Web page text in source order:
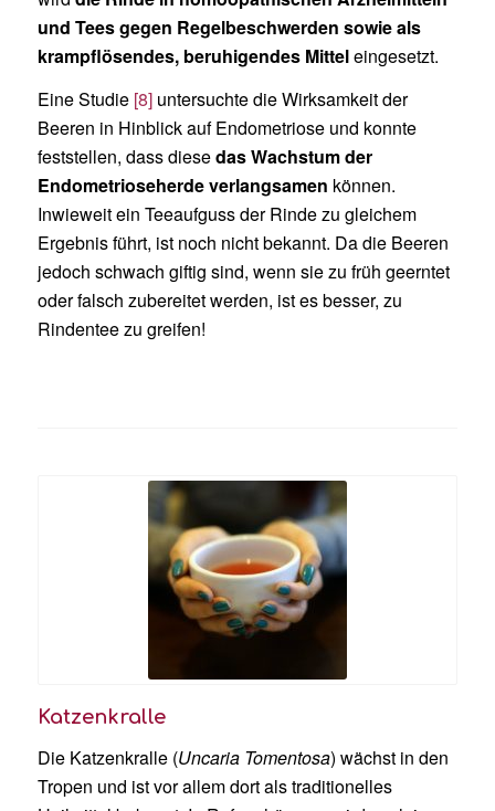
und Tees gegen Regelbeschwerden sowie als
krampflösendes, beruhigendes Mitteleingesetzt.
Eine Studie [8]untersuchte die Wirksamkeit der
Beeren in Hinblick auf Endometriose und konnte
feststellen, dass diesedas Wachstum der
Endometrioseherde verlangsamen können.
Inwieweit ein Teeaufguss der Rinde zu gleichem
Ergebnis führt, ist noch nicht bekannt. Da die Beeren
jedoch schwach giftig sind, wenn sie zu früh geerntet
oder falsch zubereitet werden, ist es besser, zu
Rindentee zu greifen!
Katzenkralle
Die Katzenkralle (Uncaria Tomentosa) wächst in den
Tropen und ist vor allem dort als traditionelles